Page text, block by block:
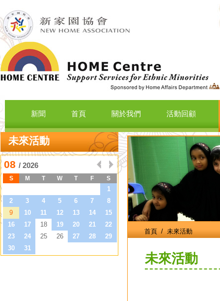
新聞 首頁 關於我們 活動回顧
未來活動
首頁 / 未來活動
未來活動